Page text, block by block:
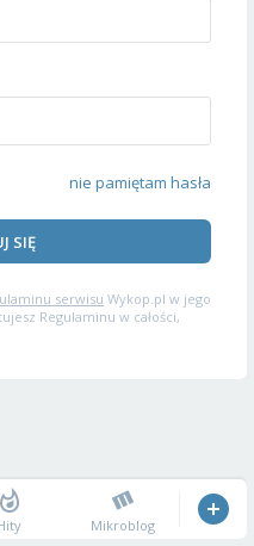
nie pamiętam hasła
SIĘ
serwisu Wykop.pl w jego
Regulaminu w całości,
Mikroblog